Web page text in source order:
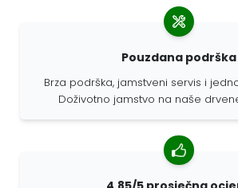
Pouzdana podrška
Brza podrška, jamstveni servis i
Doživotno jamstvo na naše